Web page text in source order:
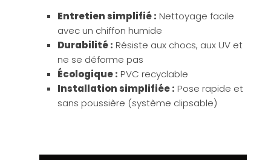
Entretien simplifié : Nettoyage facile
avec un chiffon humide
Durabilité : Résiste aux chocs, aux UV et
ne se déforme pas
Écologique : PVC recyclable
Installation simplifiée : Pose rapide et
sans poussière (système clipsable)